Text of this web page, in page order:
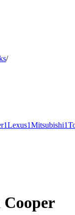
/
1Lexus1Mitsubishi1